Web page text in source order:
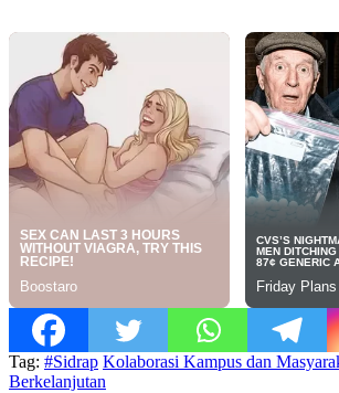
Tag: #Sidrap Kolaborasi Kampus dan
Berkelanjutan